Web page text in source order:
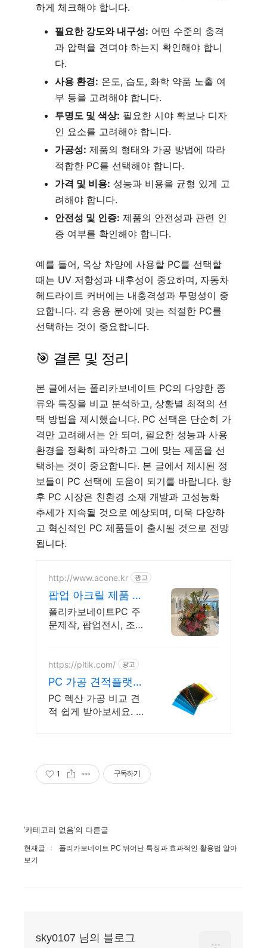
하게 체크해야 합니다.
필요한 강도와 내구성: 어떤 수준의 충격
과 압력을 견뎌야 하는지 확인해야 합니
다.
사용 환경: 온도, 습도, 화학 약품 노출 여
부 등을 고려해야 합니다.
투명도 및 색상: 필요한 시야 확보나 디자
인 요소를 고려해야 합니다.
가공성: 제품의 형태와 가공 방법에 따라
적합한 PC를 선택해야 합니다.
가격 및 비용: 성능과 비용을 균형 있게 고
려해야 합니다.
안전성 및 인증: 제품의 안전성과 관련 인
증 여부를 확인해야 합니다.
예를 들어, 옥상 차양에 사용할 PC를 선택할
때는 UV 저항성과 내후성이 중요하며, 자동차
헤드라이트 커버에는 내충격성과 투명성이 중
요합니다. 각 응용 분야에 맞는 적절한 PC를
선택하는 것이 중요합니다.
🎯 결론 및 정리
본 글에서는 폴리카보네이트 PC의 다양한 종
류와 특징을 비교 분석하고, 상황별 최적의 선
택 방법을 제시했습니다. PC 선택은 단순히 가
격만 고려해서는 안 되며, 필요한 성능과 사용
환경을 정확히 파악하고 그에 맞는 제품을 선
택하는 것이 중요합니다. 본 글에서 제시된 정
보들이 PC 선택에 도움이 되기를 바랍니다. 향
후 PC 시장은 친환경 소재 개발과 고성능화
추세가 지속될 것으로 예상되며, 더욱 다양하
고 혁신적인 PC 제품들이 출시될 것으로 전망
됩니다.
http://www.acone.kr 광고
팝업 아크릴 제품 제
작 2000파이 구 제
작 가능
폴리카보네이트PC 주
문제작, 팝업전시, 조명
상은 문의해 주세요
https://pltik.com/ 광고
PC 가공 견적플랫폼
플틱
PC 렉산 가공 비교 견
적 쉽게 받아보세요. 폴
1 구독하기
'카테고리 없음'의 다른글
현재글
폴리카보네이트 PC 뛰어난 특징과 효과적인 활용법 알아
보기
sky0107 님의 블로그